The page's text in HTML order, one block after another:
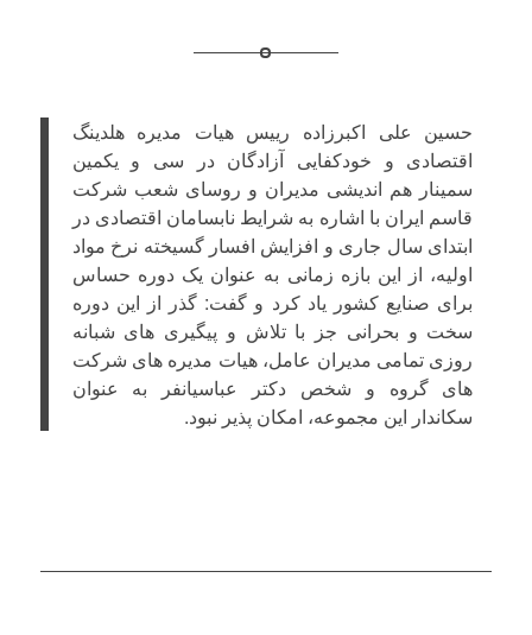
حسین علی اکبرزاده رییس هیات مدیره هلدینگ
اقتصادی و خودکفایی آزادگان در سی و یکمین
سمینار هم اندیشی مدیران و روسای شعب شرکت
قاسم ایران با اشاره به شرایط نابسامان اقتصادی در
ابتدای سال جاری و افزایش افسار گسیخته نرخ مواد
اولیه، از این بازه زمانی به عنوان یک دوره حساس
برای صنایع کشور یاد کرد و گفت: گذر از این دوره
سخت و بحرانی جز با تلاش و پیگیری های شبانه
روزی تمامی مدیران عامل، هیات مدیره های شرکت
های گروه و شخص دکتر عباسیانفر به عنوان
سکاندار این مجموعه، امکان پذیر نبود.